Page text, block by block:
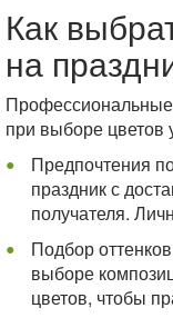
Как
на
при выборе
Предпочтения
праздник с
получателя.
Подбор
выборе
цветов, чтобы